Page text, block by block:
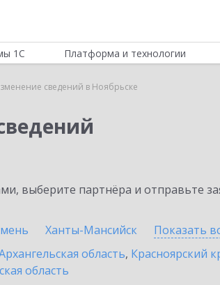
1С Платформа и технологии
сведений в Ноябрьске
выберите партнёра и отправьте
Ханты-Мансийск Показать
область, Красноярский
область